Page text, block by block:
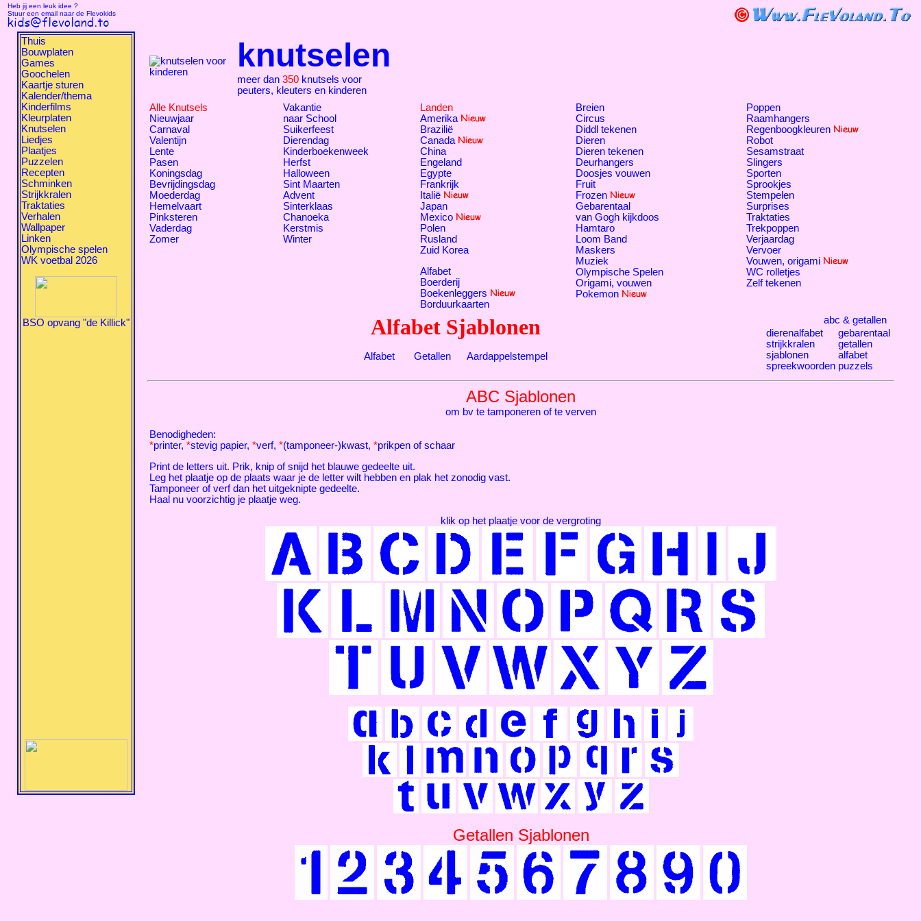
Heb jij een leuk idee ?
Stuur een email naar de Flevokids
Thuis
Bouwplaten
Games
Goochelen
Kaartje sturen
Kalender/thema
Kinderfilms
Kleurplaten
Knutselen
Liedjes
Plaatjes
Puzzelen
Recepten
Schminken
Strijkkralen
Traktaties
Verhalen
Wallpaper
Linken
Olympische spelen
WK voetbal 2026
BSO opvang "de Killick"
knutselen
meer dan 350 knutsels voor
peuters, kleuters en kinderen
Alle Knutsels
Nieuwjaar
Carnaval
Valentijn
Lente
Pasen
Koningsdag
Bevrijdingsdag
Moederdag
Hemelvaart
Pinksteren
Vaderdag
Zomer
Vakantie
naar School
Suikerfeest
Dierendag
Kinderboekenweek
Herfst
Halloween
Sint Maarten
Advent
Sinterklaas
Chanoeka
Kerstmis
Winter
Landen
Amerika
Brazilië
Canada
China
Engeland
Egypte
Frankrijk
Italië
Japan
Mexico
Polen
Rusland
Zuid Korea
Alfabet
Boerderij
Boekenleggers
Borduurkaarten
Breien
Circus
Diddl tekenen
Dieren
Dieren tekenen
Deurhangers
Doosjes vouwen
Fruit
Frozen
Gebarentaal
van Gogh kijkdoos
Hamtaro
Loom Band
Maskers
Muziek
Olympische Spelen
Origami, vouwen
Pokemon
Poppen
Raamhangers
Regenboogkleuren
Robot
Sesamstraat
Slingers
Sporten
Sprookjes
Stempelen
Surprises
Traktaties
Trekpoppen
Verjaardag
Vervoer
Vouwen, origami
WC rolletjes
Zelf tekenen
Alfabet Sjablonen
Alfabet Getallen Aardappelstempel
abc & getallen
dierenalfabet
strijkkralen
sjablonen
spreekwoorden
gebarentaal
getallen
alfabet
puzzels
ABC Sjablonen
om bv te tamponeren of te verven
Benodigheden:
*printer, *stevig papier, *verf, *(tamponeer-)kwast, *prikpen of schaar
Print de letters uit. Prik, knip of snijd het blauwe gedeelte uit.
Leg het plaatje op de plaats waar je de letter wilt hebben en plak het zonodig vast.
Tamponeer of verf dan het uitgeknipte gedeelte.
Haal nu voorzichtig je plaatje weg.
klik op het plaatje voor de vergroting
Getallen Sjablonen